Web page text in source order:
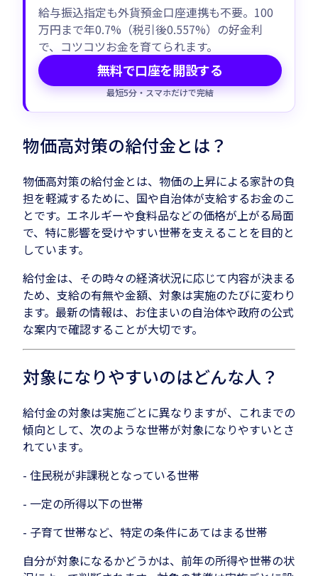
給与振込指定も外貨預金口座連携も不要。100
万円まで年0.7%（税引後0.557%）の好金利
で、コツコツお金を育てられます。
無料で口座を開設する
最短5分・スマホだけで完結
物価高対策の給付金とは？
物価高対策の給付金とは、物価の上昇による家計の負
担を軽減するために、国や自治体が支給するお金のこ
とです。エネルギーや食料品などの価格が上がる局面
で、特に影響を受けやすい世帯を支えることを目的と
しています。
給付金は、その時々の経済状況に応じて内容が決まる
ため、支給の有無や金額、対象は実施のたびに変わり
ます。最新の情報は、お住まいの自治体や政府の公式
な案内で確認することが大切です。
対象になりやすいのはどんな人？
給付金の対象は実施ごとに異なりますが、これまでの
傾向として、次のような世帯が対象になりやすいとさ
れています。
- 住民税が非課税となっている世帯
- 一定の所得以下の世帯
- 子育て世帯など、特定の条件にあてはまる世帯
自分が対象になるかどうかは、前年の所得や世帯の状